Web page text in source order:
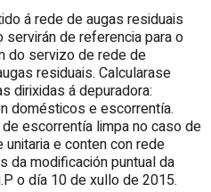
á rede de augas residuais
de referencia para o
do servizo de rede de
residuais. Calcularase
dirixidas á depuradora:
domésticos e escorrentía.
escorrentía limpa no caso de
e conten con rede
da modificación puntual da
o día 10 de xullo de 2015.